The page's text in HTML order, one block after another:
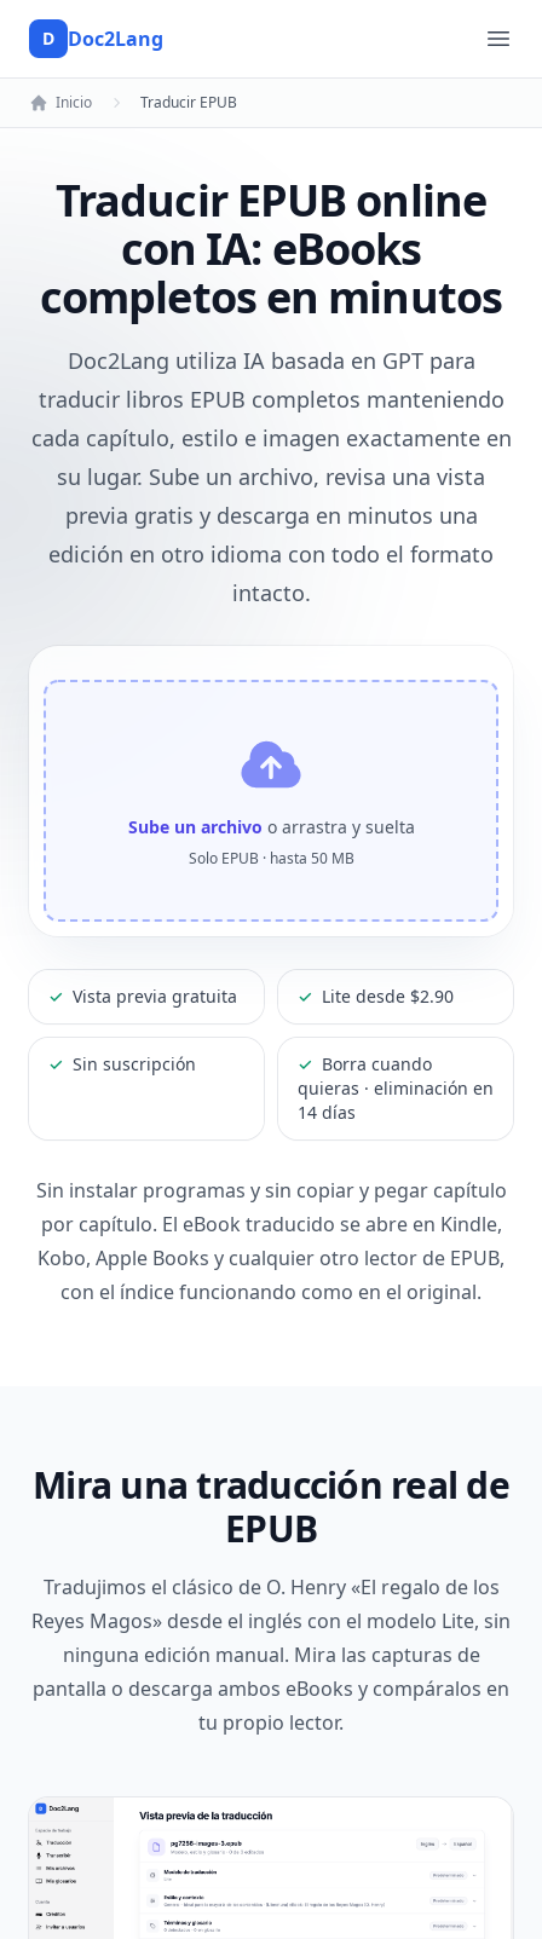
D Doc2Lang
Doc2Lang
Inicio Traducir EPUB
Traducir EPUB online
con IA: eBooks
completos en minutos
Doc2Lang utiliza IA basada en GPT para
traducir libros EPUB completos manteniendo
cada capítulo, estilo e imagen exactamente en
su lugar. Sube un archivo, revisa una vista
previa gratis y descarga en minutos una
edición en otro idioma con todo el formato
intacto.
Sube un archivo o arrastra y suelta
Solo EPUB · hasta 50 MB
✓ Vista previa gratuita ✓ Lite desde $2.90
✓ Sin suscripción ✓ Borra cuando
quieras · eliminación en
14 días
Sin instalar programas y sin copiar y pegar capítulo
por capítulo. El eBook traducido se abre en Kindle,
Kobo, Apple Books y cualquier otro lector de EPUB,
con el índice funcionando como en el original.
Mira una traducción real de
EPUB
Tradujimos el clásico de O. Henry «El regalo de los
Reyes Magos» desde el inglés con el modelo Lite, sin
ninguna edición manual. Mira las capturas de
pantalla o descarga ambos eBooks y compáralos en
tu propio lector.